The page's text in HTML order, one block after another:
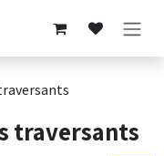
traversants